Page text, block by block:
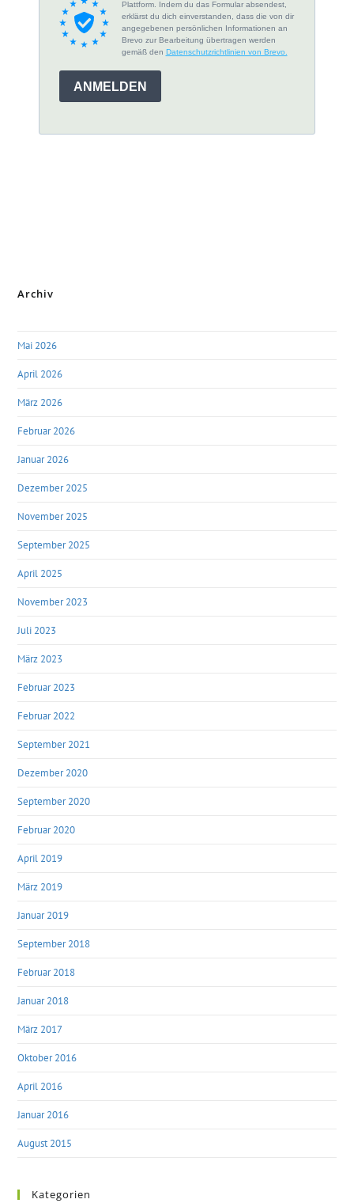
Archiv
Mai 2026
April 2026
März 2026
Februar 2026
Januar 2026
Dezember 2025
November 2025
September 2025
April 2025
November 2023
Juli 2023
März 2023
Februar 2023
Februar 2022
September 2021
Dezember 2020
September 2020
Februar 2020
April 2019
März 2019
Januar 2019
September 2018
Februar 2018
Januar 2018
März 2017
Oktober 2016
April 2016
Januar 2016
August 2015
Kategorien